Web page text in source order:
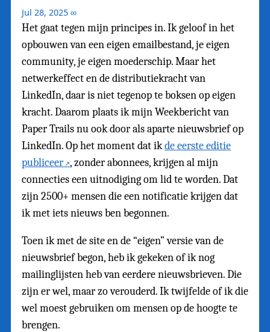
Jul 28, 2025 ∞
Het gaat tegen mijn principes in. Ik geloof in het
opbouwen van een eigen emailbestand, je eigen
community, je eigen moederschip. Maar het
netwerkeffect en de distributiekracht van
LinkedIn, daar is niet tegenop te boksen op eigen
kracht. Daarom plaats ik mijn Weekbericht van
Paper Trails nu ook door als aparte nieuwsbrief op
LinkedIn. Op het moment dat ikde eerste editie
publiceer , zonder abonnees, krijgen al mijn
connecties een uitnodiging om lid te worden. Dat
zijn 2500+ mensen die een notificatie krijgen dat
ik met iets nieuws ben begonnen.
Toen ik met de site en de “eigen” versie van de
nieuwsbrief begon, heb ik gekeken of ik nog
mailinglijsten heb van eerdere nieuwsbrieven. Die
zijn er wel, maar zo verouderd. Ik twijfelde of ik die
wel moest gebruiken om mensen op de hoogte te
brengen.